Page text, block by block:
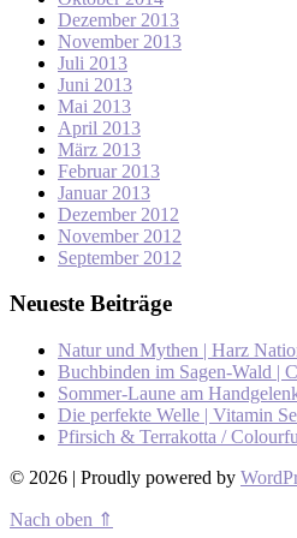
Dezember 2013
November 2013
Juli 2013
Juni 2013
Mai 2013
April 2013
März 2013
Februar 2013
Januar 2013
Dezember 2012
November 2012
September 2012
Neueste Beiträge
Natur und Mythen | Harz
Buchbinden im Sagen-Wald |
Sommer-Laune am
Die perfekte Welle | Vitamin
Pfirsich & Terrakotta /
© 2026 | Proudly powered by
Nach oben ⇑